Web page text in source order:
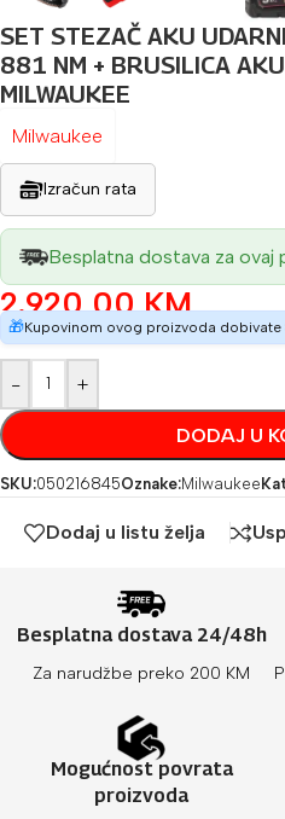
SET STEZAČ AKU
881 NM + BRUSILICA
MILWAUKEE
Milwaukee
Izračun rata
Besplatna dostava za ovaj
2.920,00KM
🎁Kupovinom ovog proizvoda dobivate
- +
DODAJ U
SKU:050216845Oznake:Milwaukee
Dodaj u listu želja
Besplatna dostava 24/48h
Za narudžbe preko 200 KM
Mogućnost povrata
proizvoda